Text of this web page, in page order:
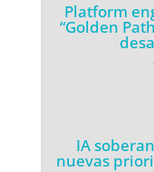
Platform
“Golden
IA
nuevas